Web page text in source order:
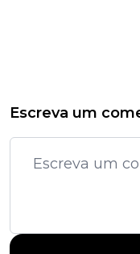
Escreva um